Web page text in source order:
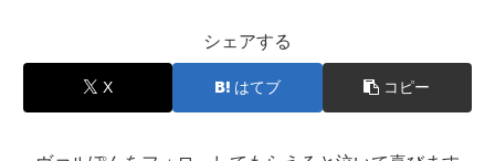
シェアする
X はてブ コピー